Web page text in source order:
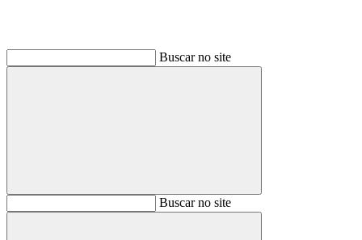
Buscar no site
BuscarBuscar no site